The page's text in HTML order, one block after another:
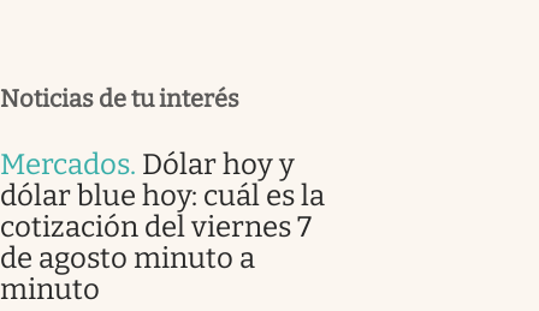
Noticias de tu interés
Mercados. Dólar hoy y
dólar blue hoy: cuál es la
cotización del viernes 7
de agosto minuto a
minuto